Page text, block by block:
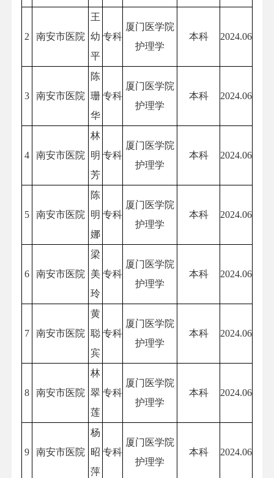
2 南安市医院
王
幼
平
专科
厦门医学院
护理学
本科 2024.06
3 南安市医院
陈
珊
华
专科
厦门医学院
护理学
本科 2024.06
4 南安市医院
林
明
芳
专科
厦门医学院
护理学
本科 2024.06
5 南安市医院
陈
明
娜
专科
厦门医学院
护理学
本科 2024.06
6 南安市医院
梁
美
玲
专科
厦门医学院
护理学
本科 2024.06
7 南安市医院
黄
聪
宾
专科
厦门医学院
护理学
本科 2024.06
8 南安市医院
林
翠
莲
专科
厦门医学院
护理学
本科 2024.06
9 南安市医院
杨
昭
萍
专科
厦门医学院
护理学
本科 2024.06